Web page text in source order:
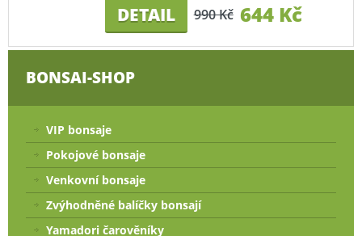
DETAIL 990 Kč 644 Kč
BONSAI-SHOP
VIP bonsaje
Pokojové bonsaje
Venkovní bonsaje
Zvýhodněné balíčky bonsají
Yamadori čarověníky